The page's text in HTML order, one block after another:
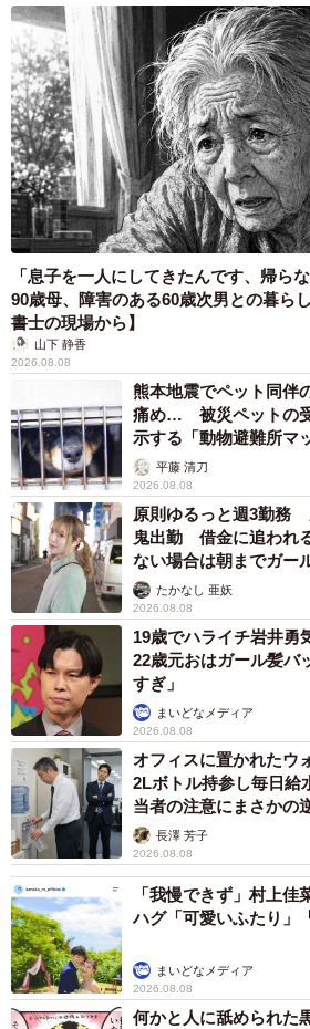
また、「AIじゃない？」、「AIに間
い」といった指摘も。
確かに、近年は生成AIが普及し、フ
される時代になりました。このよう
動画も、簡単に作成できてしまうも
しかし、もちろんこの動画に収めら
ルに人生いちかパチかさんが体験し
す。
映像整理してたら出てきた
— 人生いちかパチか (@jinsei1or8)
人生いちかパチかさんに聞きました。
――この動画を撮影されたのはいつ
人生いちかパチかさん：2022年の6月
――動画を撮っていた理由は？
人生いちかパチかさん：YouTubeで
のパチンコチャンネルを運営してお
グに使用する何気ない日常の１コマ
――この時持っていたドリンクは？
人生いちかパチかさん：スターバッ
ンフラペチーノです。鳥がパンやお
聞いた事があるけれど、まさかフラ
なんて…。流行り物に敏感なカラスだ
ね…。
「息子を一人にしてきたんです、帰
90歳母、障害のある60歳次男との暮ら
書士の現場から】
山下 静香
2026.08.08
熊本地震でペット同伴
痛め… 被災ペットの
示する「動物避難所マ
平藤 清刀
2026.08.08
原則ゆるっと週3勤務
鬼出勤 借金に追われ
ない場合は朝までガー
ストに取材】
たかなし 亜妖
2026.08.08
19歳でハライチ岩井勇
22歳元おはガール髪バ
すぎ」
まいどなメディア
2026.08.08
オフィスに置かれた
2Lボトル持参し毎日
当者の注意にまさかの
説】長澤 芳子
2026.08.08
「我慢できず」村上
ハグ「可愛いふたり」
まいどなメディア
2026.08.08
何かと人に舐められ